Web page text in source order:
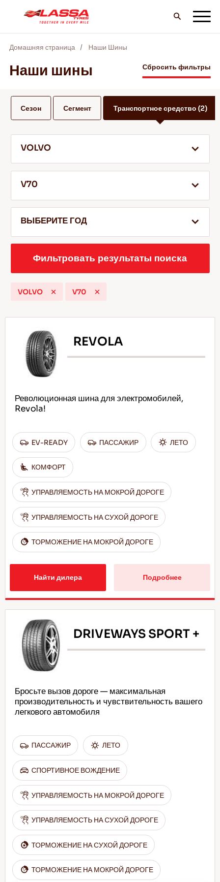
ВCE шины LASSA
БЛОГ И ВИДЕО
ОБСЛУЖИВАНИЕ И ПОМОЩЬ
Советы по вождению по снегу
Подробнее
Домашняя страница Наши Шины
Наши шины Сбросить фильтры
Сезон Сегмент Транспортное средство (2)
VOLVO
V70
ВЫБЕРИТЕ ГОД
Фильтровать результаты поиска
VOLVO V70
REVOLA
Революционная шина для электромобилей,
Revola!
EV-READY ПАССАЖИР ЛЕТО
КОМФОРТ
УПРАВЛЯЕМОСТЬ НА МОКРОЙ ДОРОГЕ
УПРАВЛЯЕМОСТЬ НА СУХОЙ ДОРОГЕ
ТОРМОЖЕНИЕ НА МОКРОЙ ДОРОГЕ
Найти дилера Подробнее
DRIVEWAYS SPORT +
Бросьте вызов дороге — максимальная
производительность и чувствительность вашего
легкового автомобиля
ПАССАЖИР ЛЕТО
СПОРТИВНОЕ ВОЖДЕНИЕ
УПРАВЛЯЕМОСТЬ НА МОКРОЙ ДОРОГЕ
УПРАВЛЯЕМОСТЬ НА СУХОЙ ДОРОГЕ
ТОРМОЖЕНИЕ НА СУХОЙ ДОРОГЕ
ТОРМОЖЕНИЕ НА МОКРОЙ ДОРОГЕ